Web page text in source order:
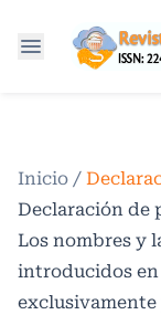
Inicio /
Declaración de
Los nombres y
introducidos en
exclusivamente